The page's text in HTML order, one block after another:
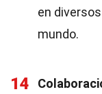
en
mundo.
14